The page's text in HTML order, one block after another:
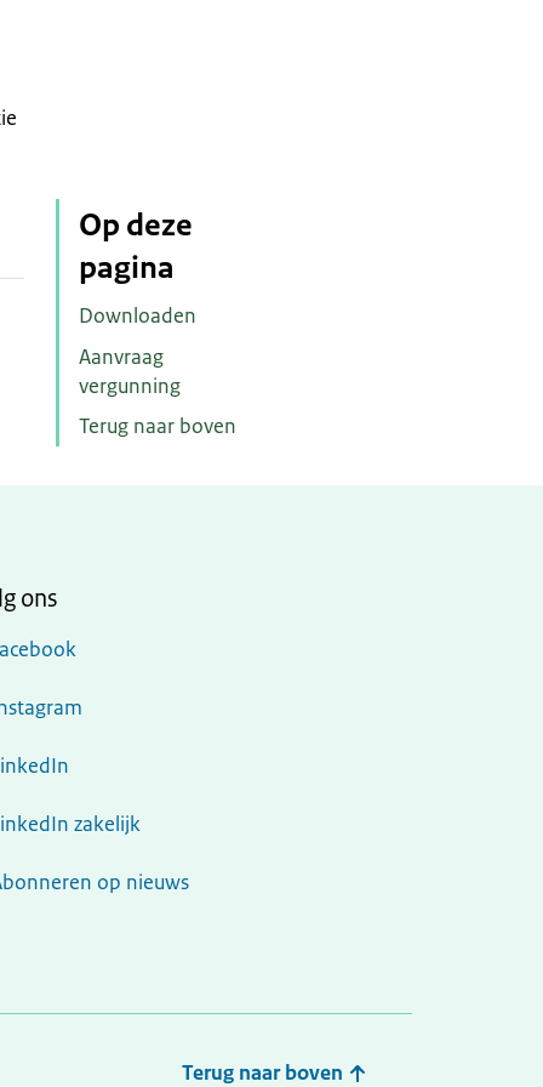
Op deze
pagina
Downloaden
Aanvraag
vergunning
Terug naar boven
ons
zakelijk
op nieuws
Terug naar boven